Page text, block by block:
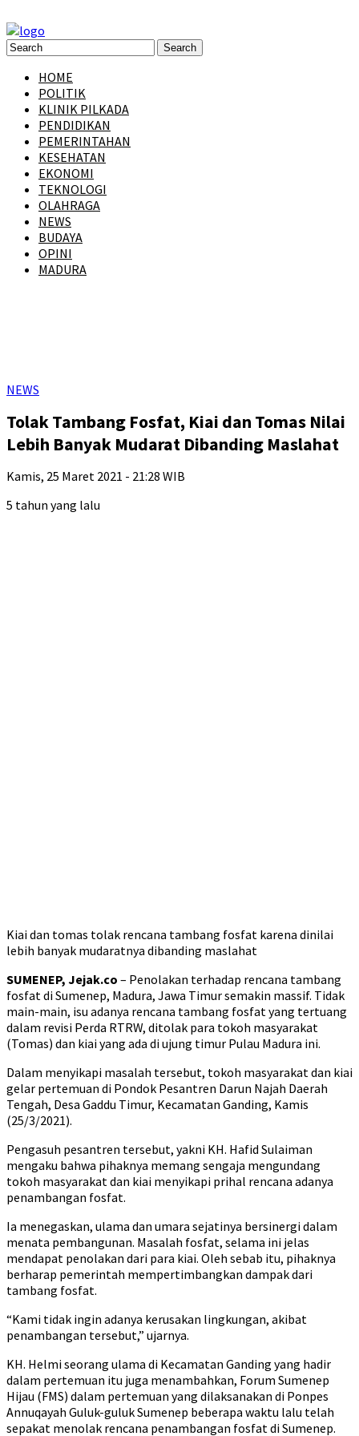
HOME
POLITIK
KLINIK PILKADA
PENDIDIKAN
PEMERINTAHAN
KESEHATAN
EKONOMI
TEKNOLOGI
OLAHRAGA
NEWS
BUDAYA
OPINI
MADURA
NEWS
Tolak Tambang Fosfat, Kiai dan Tomas Nilai
Lebih Banyak Mudarat Dibanding Maslahat
Kamis, 25 Maret 2021 - 21:28 WIB
5 tahun yang lalu
Kiai dan tomas tolak rencana tambang fosfat karena dinilai
lebih banyak mudaratnya dibanding maslahat
SUMENEP, Jejak.co – Penolakan terhadap rencana tambang
fosfat di Sumenep, Madura, Jawa Timur semakin massif. Tidak
main-main, isu adanya rencana tambang fosfat yang tertuang
dalam revisi Perda RTRW, ditolak para tokoh masyarakat
(Tomas) dan kiai yang ada di ujung timur Pulau Madura ini.
Dalam menyikapi masalah tersebut, tokoh masyarakat dan kiai
gelar pertemuan di Pondok Pesantren Darun Najah Daerah
Tengah, Desa Gaddu Timur, Kecamatan Ganding, Kamis
(25/3/2021).
Pengasuh pesantren tersebut, yakni KH. Hafid Sulaiman
mengaku bahwa pihaknya memang sengaja mengundang
tokoh masyarakat dan kiai menyikapi prihal rencana adanya
penambangan fosfat.
Ia menegaskan, ulama dan umara sejatinya bersinergi dalam
menata pembangunan. Masalah fosfat, selama ini jelas
mendapat penolakan dari para kiai. Oleh sebab itu, pihaknya
berharap pemerintah mempertimbangkan dampak dari
tambang fosfat.
“Kami tidak ingin adanya kerusakan lingkungan, akibat
penambangan tersebut,” ujarnya.
KH. Helmi seorang ulama di Kecamatan Ganding yang hadir
dalam pertemuan itu juga menambahkan, Forum Sumenep
Hijau (FMS) dalam pertemuan yang dilaksanakan di Ponpes
Annuqayah Guluk-guluk Sumenep beberapa waktu lalu telah
sepakat menolak rencana penambangan fosfat di Sumenep.